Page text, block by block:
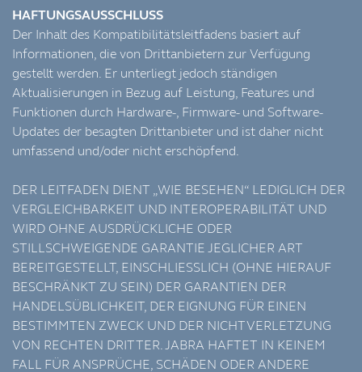
HAFTUNGSAUSSCHLUSS
Der Inhalt des Kompatibilitätsleitfadens basiert auf
Informationen, die von Drittanbietern zur Verfügung
gestellt werden. Er unterliegt jedoch ständigen
Aktualisierungen in Bezug auf Leistung, Features und
Funktionen durch Hardware-, Firmware- und Software-
Updates der besagten Drittanbieter und ist daher nicht
umfassend und/oder nicht erschöpfend.
DER LEITFADEN DIENT „WIE BESEHEN“ LEDIGLICH DER
VERGLEICHBARKEIT UND INTEROPERABILITÄT UND
WIRD OHNE AUSDRÜCKLICHE ODER
STILLSCHWEIGENDE GARANTIE JEGLICHER ART
BEREITGESTELLT, EINSCHLIESSLICH (OHNE HIERAUF
BESCHRÄNKT ZU SEIN) DER GARANTIEN DER
HANDELSÜBLICHKEIT, DER EIGNUNG FÜR EINEN
BESTIMMTEN ZWECK UND DER NICHTVERLETZUNG
VON RECHTEN DRITTER. JABRA HAFTET IN KEINEM
FALL FÜR ANSPRÜCHE, SCHÄDEN ODER ANDERE